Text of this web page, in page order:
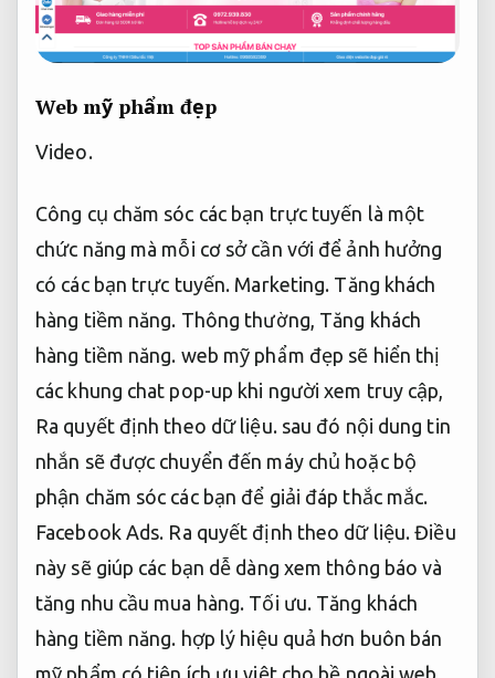
Web mỹ phẩm đẹp
Video.
Công cụ chăm sóc các bạn trực tuyến là một
chức năng mà mỗi cơ sở cần với để ảnh hưởng
có các bạn trực tuyến. Marketing. Tăng khách
hàng tiềm năng. Thông thường, Tăng khách
hàng tiềm năng. web mỹ phẩm đẹp sẽ hiển thị
các khung chat pop-up khi người xem truy cập,
Ra quyết định theo dữ liệu. sau đó nội dung tin
nhắn sẽ được chuyển đến máy chủ hoặc bộ
phận chăm sóc các bạn để giải đáp thắc mắc.
Facebook Ads. Ra quyết định theo dữ liệu. Điều
này sẽ giúp các bạn dễ dàng xem thông báo và
tăng nhu cầu mua hàng. Tối ưu. Tăng khách
hàng tiềm năng. hợp lý hiệu quả hơn buôn bán
mỹ phẩm có tiện ích ưu việt cho bề ngoài web